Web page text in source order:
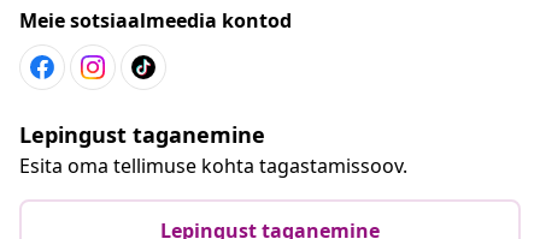
Meie sotsiaalmeedia kontod
Lepingust taganemine
Esita oma tellimuse kohta tagastamissoov.
Lepingust taganemine